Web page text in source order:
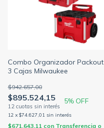
Combo Organizador Packout
3 Cajas Milwaukee
$895.524,15
$942.657,00
5% OFF
12 x $74.627,01 sin interés
$671.643,11 con Transferencia o